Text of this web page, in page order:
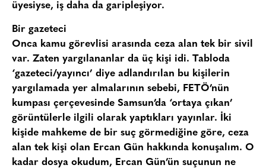
üyesiyse, iş daha da garipleşiyor.
Bir gazeteci
Onca kamu görevlisi arasında ceza alan tek bir sivil
var. Zaten yargılananlar da üç kişi idi. Tabloda
‘gazeteci/yayıncı’ diye adlandırılan bu kişilerin
yargılamada yer almalarının sebebi, FETÖ’nün
kumpası çerçevesinde Samsun’da ‘ortaya çıkan’
görüntülerle ilgili olarak yaptıkları yayınlar. İki
kişide mahkeme de bir suç görmediğine göre, ceza
alan tek kişi olan Ercan Gün hakkında konuşalım. O
kadar dosya okudum, Ercan Gün’ün suçunun ne